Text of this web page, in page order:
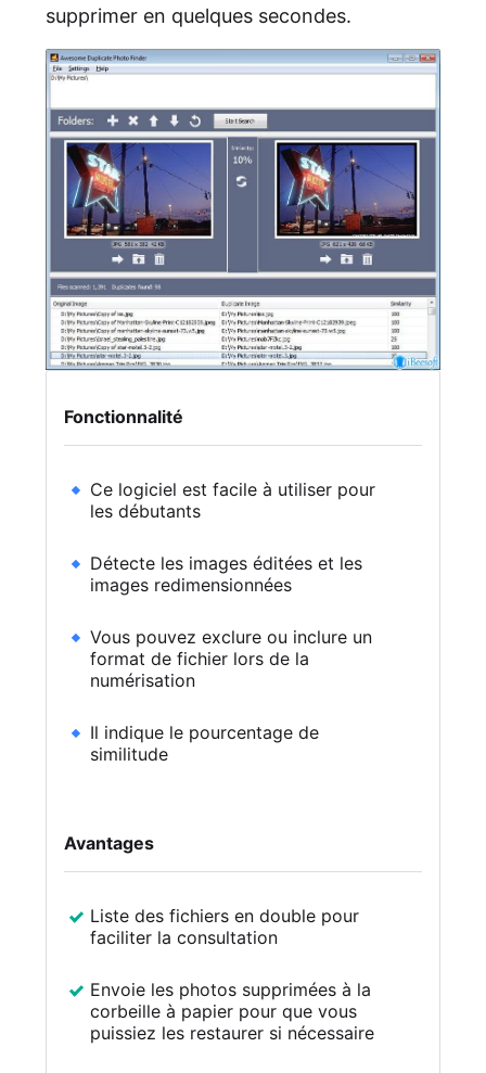
supprimer en quelques secondes.
Fonctionnalité
Ce logiciel est facile à utiliser pour
les débutants
Détecte les images éditées et les
images redimensionnées
Vous pouvez exclure ou inclure un
format de fichier lors de la
numérisation
Il indique le pourcentage de
similitude
Avantages
Liste des fichiers en double pour
faciliter la consultation
Envoie les photos supprimées à la
corbeille à papier pour que vous
puissiez les restaurer si nécessaire